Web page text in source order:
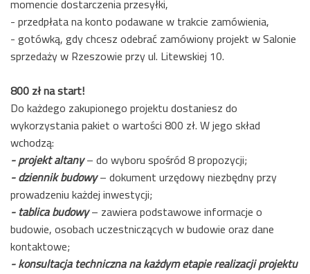
momencie dostarczenia przesyłki,
- przedpłata na konto podawane w trakcie zamówienia,
- gotówką, gdy chcesz odebrać zamówiony projekt w Salonie
sprzedaży w Rzeszowie przy ul. Litewskiej 10.
800 zł na start!
Do każdego zakupionego projektu dostaniesz do
wykorzystania pakiet o wartości 800 zł. W jego skład
wchodzą:
- projekt altany– do wyboru spośród 8 propozycji;
- dziennik budowy– dokument urzędowy niezbędny przy
prowadzeniu każdej inwestycji;
- tablica budowy– zawiera podstawowe informacje o
budowie, osobach uczestniczących w budowie oraz dane
kontaktowe;
- konsultacja techniczna na każdym etapie realizacji projektu